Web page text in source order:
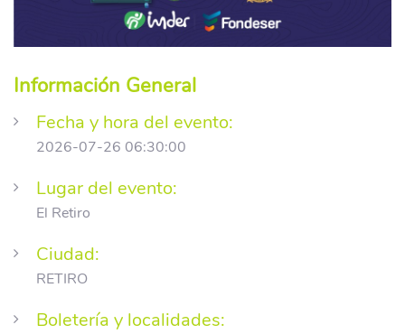
Información General
Fecha y hora del evento:
2026-07-26 06:30:00
Lugar del evento:
El Retiro
Ciudad:
RETIRO
Boletería y localidades: